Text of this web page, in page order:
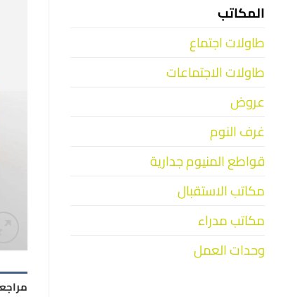
المكاتب
طاولات اجتماع
طاولات الاجتماعات
عروض
غرف النوم
قواطع المنيوم جدارية
مكاتب الاستقبال
مكاتب مدراء
وحدات العمل